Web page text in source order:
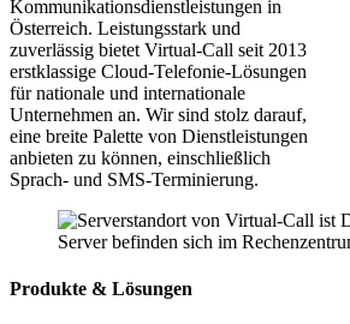
Kommunikationsdienstleistungen in
Österreich. Leistungsstark und
zuverlässig bietet Virtual-Call seit 2013
erstklassige Cloud-Telefonie-Lösungen
für nationale und internationale
Unternehmen an. Wir sind stolz darauf,
eine breite Palette von Dienstleistungen
anbieten zu können, einschließlich
Sprach- und SMS-Terminierung.
Produkte & Lösungen